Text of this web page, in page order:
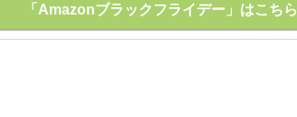
「Amazonブラックフライデー」はこちら